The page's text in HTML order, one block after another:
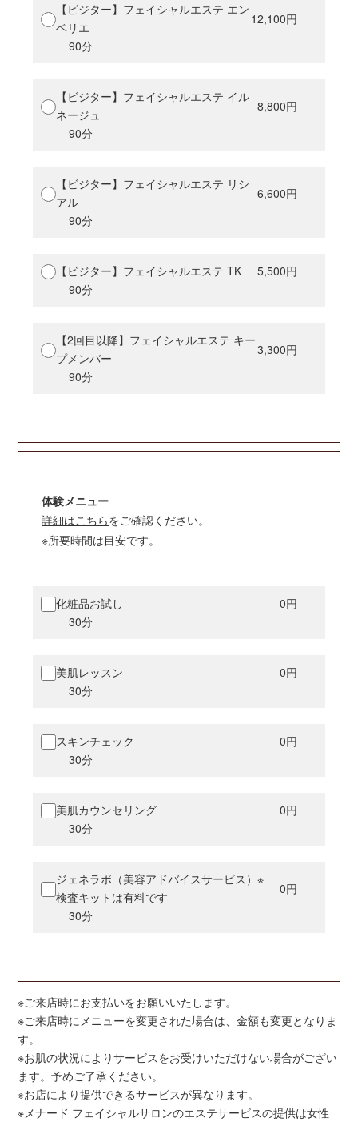
【ビジター】フェイシャルエステ エン
ベリエ
12,100円
90分
【ビジター】フェイシャルエステ イル
ネージュ
8,800円
90分
【ビジター】フェイシャルエステ リシ
アル
6,600円
90分
【ビジター】フェイシャルエステ TK
5,500円
90分
【2回目以降】フェイシャルエステ キー
プメンバー
3,300円
90分
体験メニュー
詳細はこちらをご確認ください。
※所要時間は目安です。
化粧品お試し
0円
30分
美肌レッスン
0円
30分
スキンチェック
0円
30分
美肌カウンセリング
0円
30分
ジェネラボ（美容アドバイスサービス）※
検査キットは有料です
0円
30分
※ご来店時にお支払いをお願いいたします。
※ご来店時にメニューを変更された場合は、金額も変更となりま
す。
※お肌の状況によりサービスをお受けいただけない場合がござい
ます。予めご了承ください。
※お店により提供できるサービスが異なります。
※メナード フェイシャルサロンのエステサービスの提供は女性